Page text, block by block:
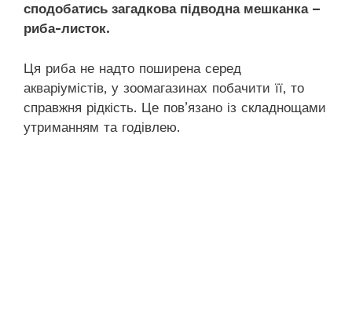
сподобатись загадкова підводна мешканка –
риба-листок.
Ця риба не надто поширена серед
акваріумістів, у зоомагазинах побачити її, то
справжня рідкість. Це пов’язано із складнощами
утриманням та годівлею.